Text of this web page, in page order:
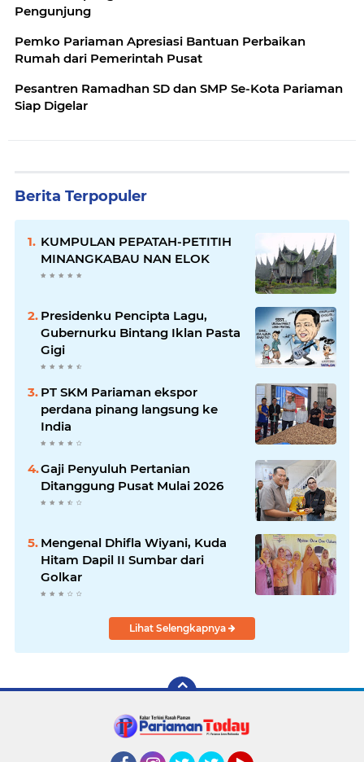
Pengunjung
Pemko Pariaman Apresiasi Bantuan Perbaikan
Rumah dari Pemerintah Pusat
Pesantren Ramadhan SD dan SMP Se-Kota Pariaman
Siap Digelar
Berita Terpopuler
KUMPULAN PEPATAH-PETITIH
MINANGKABAU NAN ELOK
Presidenku Pencipta Lagu,
Gubernurku Bintang Iklan Pasta
Gigi
PT SKM Pariaman ekspor
perdana pinang langsung ke
India
Gaji Penyuluh Pertanian
Ditanggung Pusat Mulai 2026
Mengenal Dhifla Wiyani, Kuda
Hitam Dapil II Sumbar dari
Golkar
Lihat Selengkapnya